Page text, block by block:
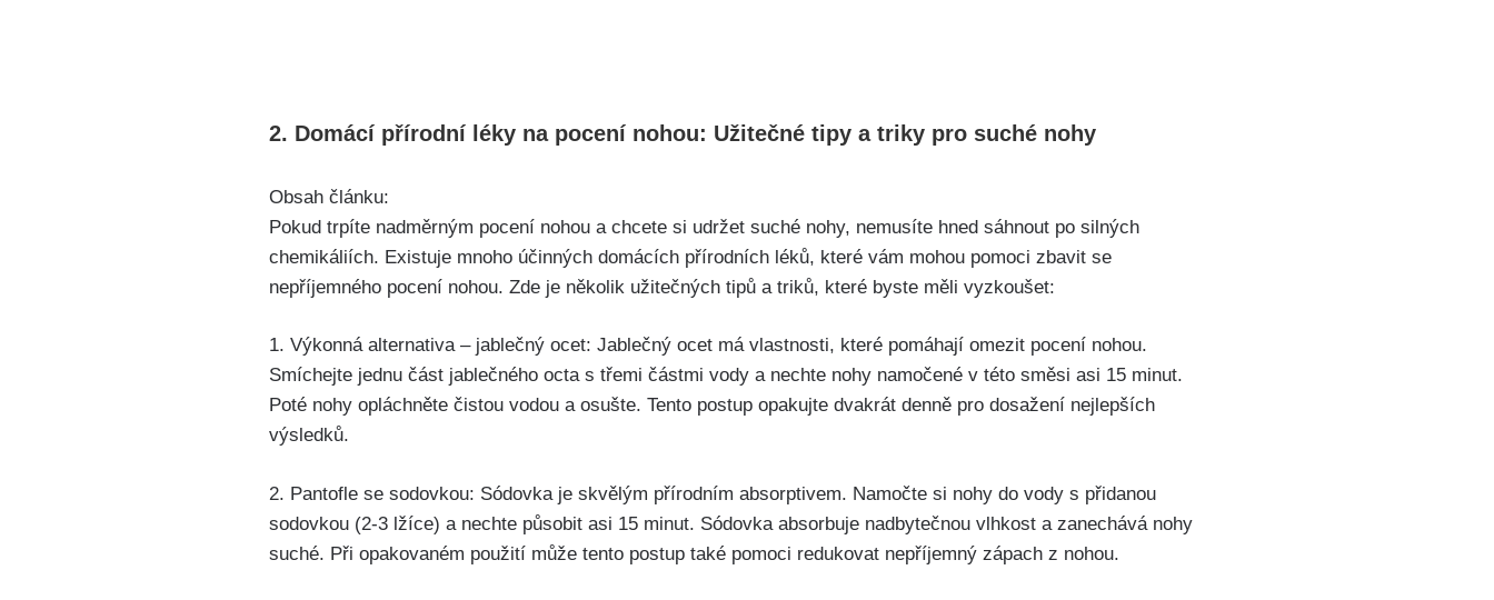
2. Domácí přírodní léky na⁢ pocení nohou: ⁤Užitečné tipy a triky pro suché nohy
Obsah ⁤článku:
Pokud trpíte nadměrným ‍pocení⁢ nohou a chcete si ⁣udržet suché nohy, nemusíte hned sáhnout po silných
chemikáliích. ⁢Existuje mnoho účinných domácích ⁤přírodních⁣ léků, které vám mohou pomoci zbavit se
nepříjemného‌ pocení nohou. Zde ‌je několik užitečných ⁣tipů a triků, které byste měli⁣ vyzkoušet:
1. Výkonná‍ alternativa – jablečný ocet: ⁢Jablečný ocet má⁢ vlastnosti, které pomáhají omezit pocení nohou.
Smíchejte jednu část jablečného‍ octa s ⁢třemi částmi vody a nechte nohy namočené v této směsi⁢ asi 15 minut.‍
Poté nohy opláchněte čistou vodou a osušte. Tento ‍postup opakujte dvakrát denně‍ pro​ dosažení nejlepších
výsledků.
2. Pantofle se sodovkou: Sódovka je skvělým ⁢přírodním absorptivem. Namočte si nohy do vody s přidanou
sodovkou (2-3 lžíce) a nechte působit asi 15 minut. Sódovka absorbuje nadbytečnou vlhkost a zanechává nohy
suché. Při opakovaném použití může⁢ tento postup také pomoci redukovat ‌nepříjemný‍ zápach z nohou.